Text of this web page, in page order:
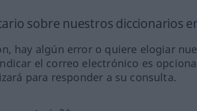
sobre nuestros diccionarios
hay algún error o quiere elogiar
el correo electrónico es
para responder a su consulta.